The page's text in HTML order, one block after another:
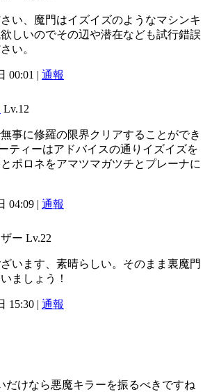
い、魔門はイズイズのようなマシンキ
しいのでその辺や潜在なども試行錯誤
い。
00:01 | 通報
Lv.12
事に修羅の限界クリアすることができ
ティーはアドバイスの通りイズイズを
ポロネをアマツマガツチとプレーナに
04:09 | 通報
ー Lv.22
います、素晴らしい。そのまま裏魔門
ましょう！
15:30 | 通報
だけなら悪魔キラーを振るべきですね